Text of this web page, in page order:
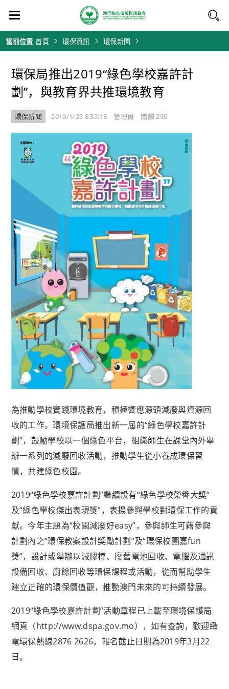
當前位置 首頁 環保資訊 環保新聞
環保局推出2019“綠色學校嘉許計
劃”，與教育界共推環境教育
環保新聞 2019/1/23 8:35:18 管理員 閱讀 290
為推動學校實踐環境教育，積極響應源頭減廢與資源回
收的工作。環境保護局推出新一屆的“綠色學校嘉許計
劃”，鼓勵學校以一個綠色平台，組織師生在課堂內外舉
辦一系列的減廢回收活動，推動學生從小養成環保習
慣，共建綠色校園。
2019“綠色學校嘉許計劃”繼續設有“綠色學校榮譽大獎”
及“綠色學校傑出表現獎”，表揚參與學校對環保工作的貢
獻。今年主題為“校園減廢好easy”，參與師生可藉參與
計劃內之“環保教案設計獎勵計劃”及“環保校園嘉fun
獎”，設計或舉辦以減膠樽、廢舊電池回收、電腦及通訊
設備回收、廚餘回收等環保課程或活動，從而幫助學生
建立正確的環保價值觀，推動澳門未來的可持續發展。
2019“綠色學校嘉許計劃”活動章程已上載至環境保護局
網頁（http://www.dspa.gov.mo），如有查詢，歡迎緻
電環保熱線2876 2626，報名截止日期為2019年3月22
日。